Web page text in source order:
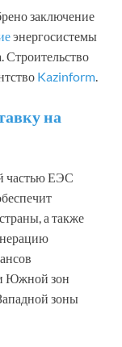
заключение
энергосистемы
Строительство
Kazinform
на
частью ЕЭС
а также
Южной зон
зоны